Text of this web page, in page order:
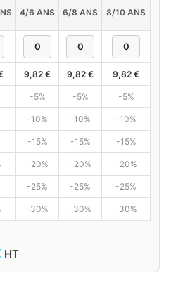
4/6 ANS 6/8 ANS 8/10 ANS
9,82 € 9,82 € 9,82 €
-5% -5% -5%
-10% -10% -10%
-15% -15% -15%
-20% -20% -20%
-25% -25% -25%
-30% -30% -30%
HT